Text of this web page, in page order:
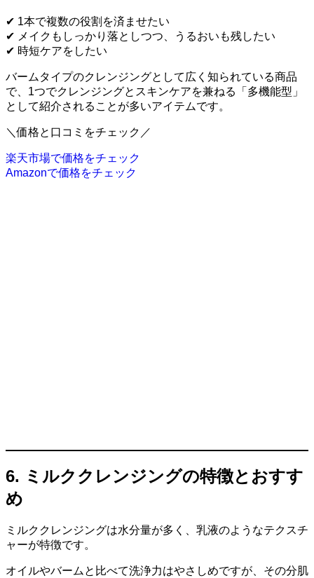
✔ 1本で複数の役割を済ませたい
✔ メイクもしっかり落としつつ、うるおいも残したい
✔ 時短ケアをしたい
バームタイプのクレンジングとして広く知られている商品
で、1つでクレンジングとスキンケアを兼ねる「多機能型」
として紹介されることが多いアイテムです。
＼価格と口コミをチェック／
楽天市場で価格をチェック
Amazonで価格をチェック
6. ミルククレンジングの特徴とおすす
め
ミルククレンジングは水分量が多く、乳液のようなテクスチ
ャーが特徴です。
オイルやバームと比べて洗浄力はやさしめですが、その分肌